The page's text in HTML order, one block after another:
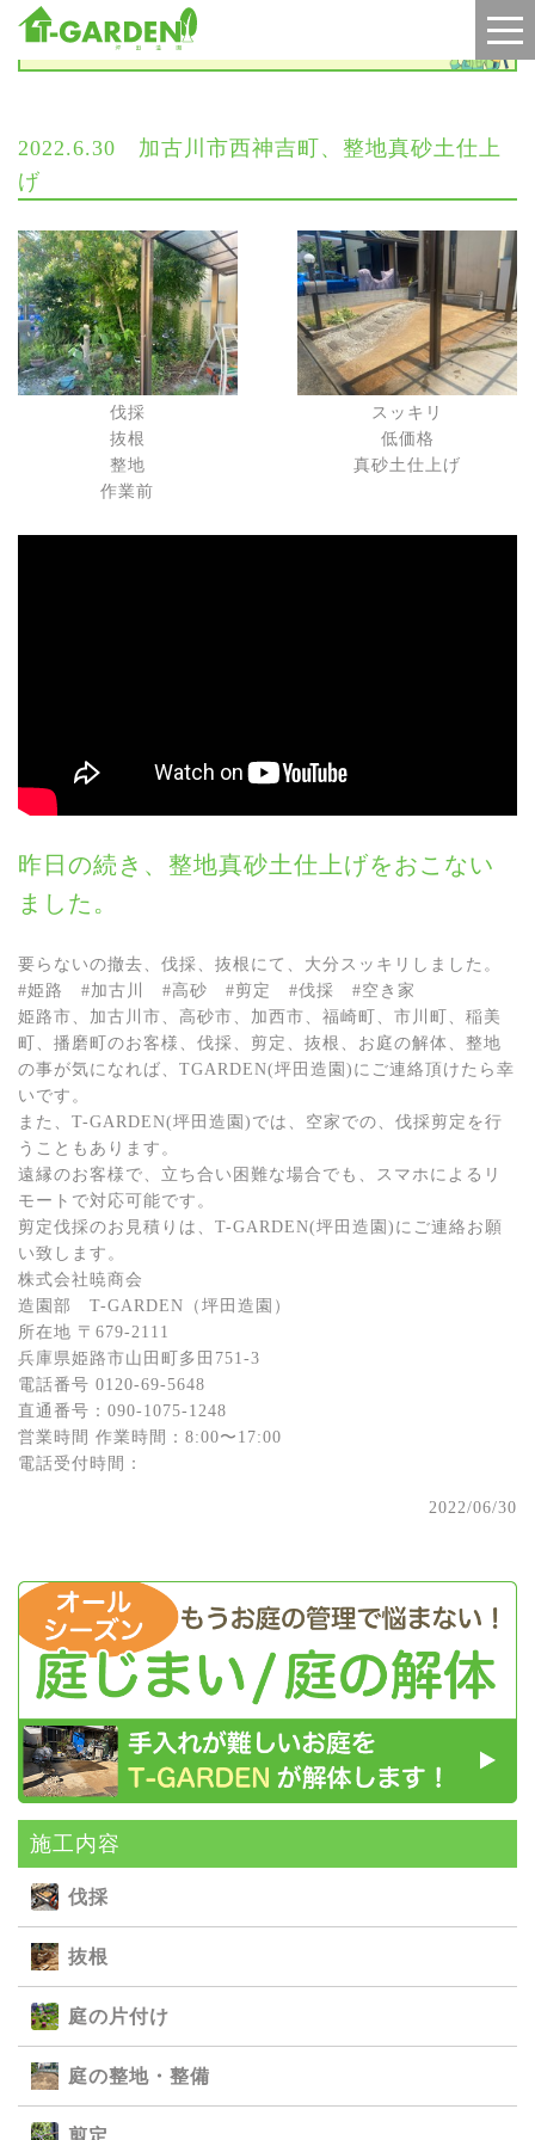
施工実績
施⼯内容
伐採
抜根
庭の⽚付け
庭の整地・整備
2022.6.30 加古川市西神吉町、整地真砂土仕上
げ
伐採
抜根
整地
作業前
スッキリ
低価格
真砂土仕上げ
昨日の続き、整地真砂土仕上げをおこない
ました。
要らないの撤去、伐採、抜根にて、大分スッキリしました。
#姫路 #加古川 #高砂 #剪定 #伐採 #空き家
姫路市、加古川市、高砂市、加西市、福崎町、市川町、稲美
町、播磨町のお客様、伐採、剪定、抜根、お庭の解体、整地
の事が気になれば、TGARDEN(坪田造園)にご連絡頂けたら幸
いです。
また、T-GARDEN(坪田造園)では、空家での、伐採剪定を行
うこともあります。
遠縁のお客様で、立ち合い困難な場合でも、スマホによるリ
モートで対応可能です。
剪定伐採のお見積りは、T-GARDEN(坪田造園)にご連絡お願
い致します。
株式会社暁商会
造園部 T-GARDEN（坪⽥造園）
所在地 〒679-2111
兵庫県姫路市⼭⽥町多⽥751-3
電話番号 0120-69-5648
直通番号：090-1075-1248
営業時間 作業時間：8:00〜17:00
電話受付時間：
2022/06/30